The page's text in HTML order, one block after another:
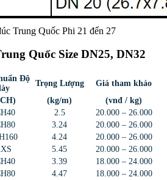
Trung Quốc Phi 21 đến 27
Quốc Size DN25, DN32
Độ
Trọng Lượng
Giá tham khảo
(kg/m)
(vnđ / kg)
2.5
20.000 – 26.000
3.24
20.000 – 26.000
4.24
20.000 – 26.000
5.45
20.000 – 26.000
3.39
18.000 – 24.000
4.47
18.000 – 24.000